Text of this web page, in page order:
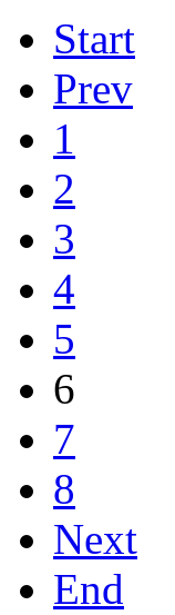
Start
Prev
1
2
3
4
5
6
7
8
Next
End